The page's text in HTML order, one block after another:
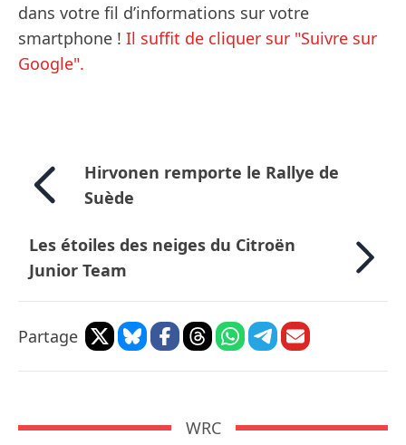
dans votre fil d’informations sur votre
smartphone ! Il suffit de cliquer sur "Suivre sur
Google".
Hirvonen remporte le Rallye de
Suède
Les étoiles des neiges du Citroën
Junior Team
Partage
WRC